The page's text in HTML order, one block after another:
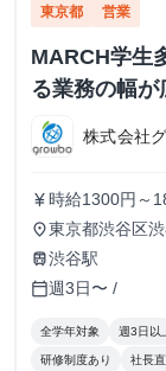
東京都 営業
MARCH学生
る業務の幅
株式会社
currency_yen 時給1300円～
place東京都渋谷区
train渋谷駅
calendar_today週3日〜 /
全学年対象 週3日以
研修制度あり 社長